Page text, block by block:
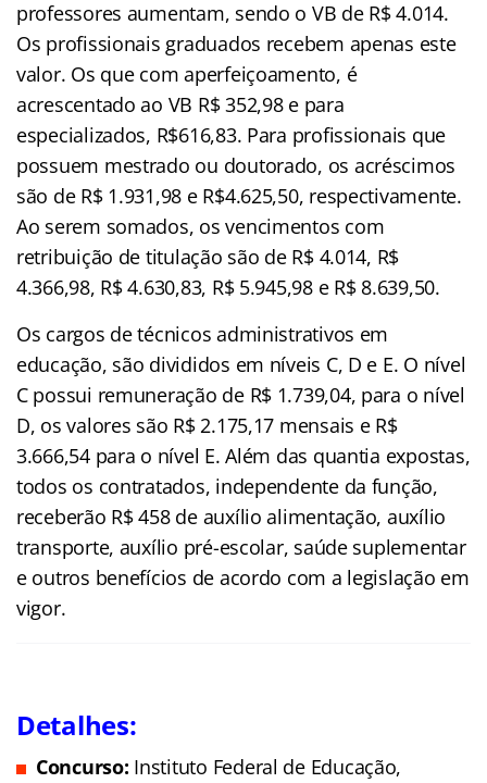
professores aumentam, sendo o VB de R$ 4.014.
Os profissionais graduados recebem apenas este
valor. Os que com aperfeiçoamento, é
acrescentado ao VB R$ 352,98 e para
especializados, R$616,83. Para profissionais que
possuem mestrado ou doutorado, os acréscimos
são de R$ 1.931,98 e R$4.625,50, respectivamente.
Ao serem somados, os vencimentos com
retribuição de titulação são de R$ 4.014, R$
4.366,98, R$ 4.630,83, R$ 5.945,98 e R$ 8.639,50.
Os cargos de técnicos administrativos em
educação, são divididos em níveis C, D e E. O nível
C possui remuneração de R$ 1.739,04, para o nível
D, os valores são R$ 2.175,17 mensais e R$
3.666,54 para o nível E. Além das quantia expostas,
todos os contratados, independente da função,
receberão R$ 458 de auxílio alimentação, auxílio
transporte, auxílio pré-escolar, saúde suplementar
e outros benefícios de acordo com a legislação em
vigor.
Detalhes:
Concurso: Instituto Federal de Educação,